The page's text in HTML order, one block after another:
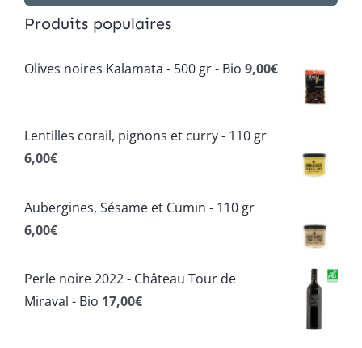
Produits populaires
Olives noires Kalamata - 500 gr - Bio 9,00€
Lentilles corail, pignons et curry - 110 gr
6,00€
Aubergines, Sésame et Cumin - 110 gr
6,00€
Perle noire 2022 - Château Tour de
Miraval - Bio 17,00€